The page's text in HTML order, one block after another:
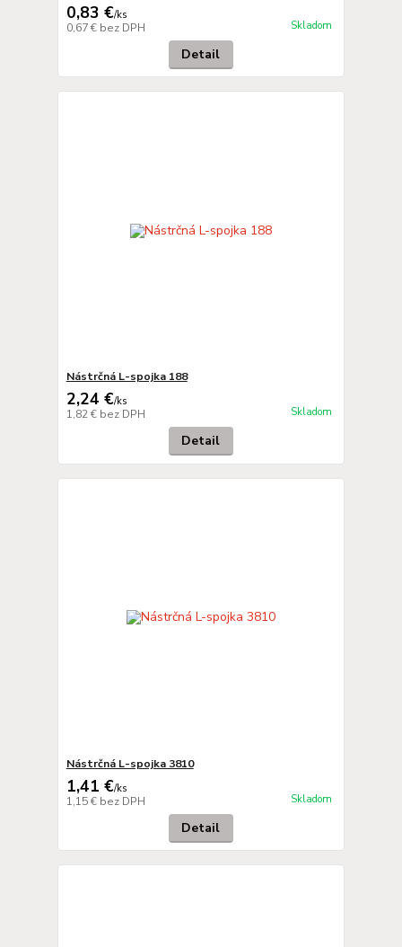
0,83 €/ks
0,67 € bez DPH Skladom
Detail
Nástrčná L-spojka 188
2,24 €/ks
1,82 € bez DPH Skladom
Detail
Nástrčná L-spojka 3810
1,41 €/ks
1,15 € bez DPH Skladom
Detail